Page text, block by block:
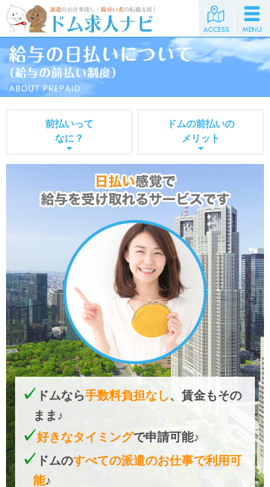
前払いって
なに？
ドムの前払いの
メリット
ドムなら手数料負担なし、賃金もその
まま♪
好きなタイミングで申請可能♪
ドムのすべての派遣のお仕事で利用可
能♪